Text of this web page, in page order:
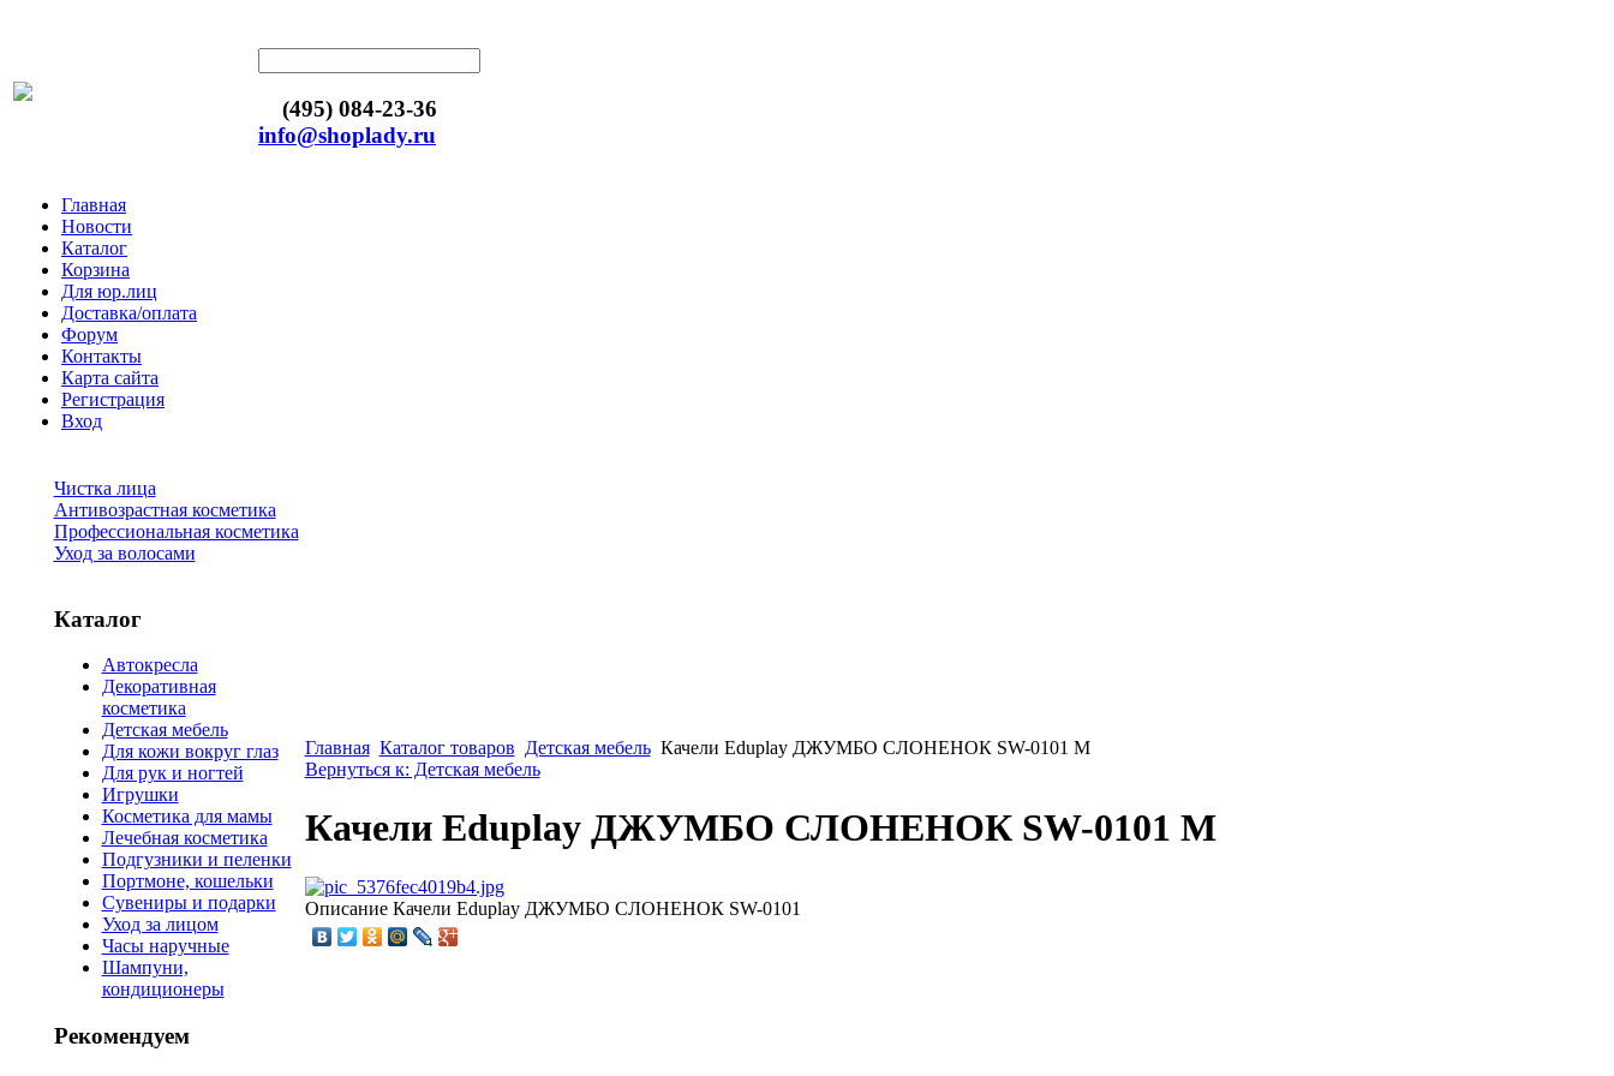
(495) 084-23-36
info@shoplady.ru
Главная
Новости
Каталог
Корзина
Для юр.лиц
Доставка/оплата
Форум
Контакты
Карта сайта
Регистрация
Вход
Чистка лица
Антивозрастная косметика
Профессиональная косметика
Уход за волосами
Каталог
Автокресла
Декоративная
косметика
Детская мебель
Для кожи вокруг глаз
Для рук и ногтей
Игрушки
Косметика для мамы
Лечебная косметика
Подгузники и пеленки
Портмоне, кошельки
Сувениры и подарки
Уход за лицом
Часы наручные
Шампуни,
кондиционеры
Рекомендуем
Главная Каталог товаров Детская мебель Качели Eduplay ДЖУМБО СЛОНЕНОК SW-0101 М
Вернуться к: Детская мебель
Качели Eduplay ДЖУМБО СЛОНЕНОК SW-0101 М
ОписаниеКачели Eduplay ДЖУМБО СЛОНЕНОК SW-0101